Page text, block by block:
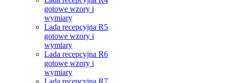
gotowe wzory i
wymiary
Lada recepcyjna R5
gotowe wzory i
wymiary
Lada recepcyjna R6
gotowe wzory i
wymiary
Lada recepcyjna R7